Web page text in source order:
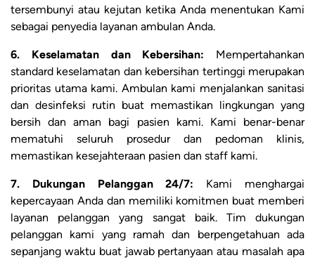
tersembunyi atau kejutan ketika Anda menentukan Kami
sebagai penyedia layanan ambulan Anda.
6. Keselamatan dan Kebersihan: Mempertahankan
standard keselamatan dan kebersihan tertinggi merupakan
prioritas utama kami. Ambulan kami menjalankan sanitasi
dan desinfeksi rutin buat memastikan lingkungan yang
bersih dan aman bagi pasien kami. Kami benar-benar
mematuhi seluruh prosedur dan pedoman klinis,
memastikan kesejahteraan pasien dan staff kami.
7. Dukungan Pelanggan 24/7: Kami menghargai
kepercayaan Anda dan memiliki komitmen buat memberi
layanan pelanggan yang sangat baik. Tim dukungan
pelanggan kami yang ramah dan berpengetahuan ada
sepanjang waktu buat jawab pertanyaan atau masalah apa